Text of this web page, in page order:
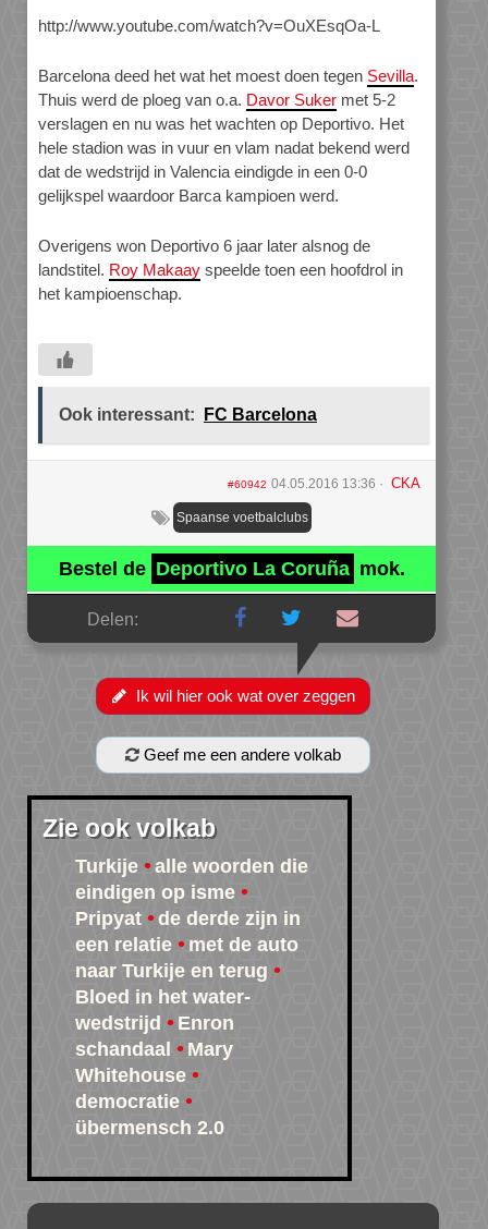
http://www.youtube.com/watch?v=OuXEsqOa-L
Barcelona deed het wat het moest doen tegen Sevilla.
Thuis werd de ploeg van o.a. Davor Suker met 5-2
verslagen en nu was het wachten op Deportivo. Het
hele stadion was in vuur en vlam nadat bekend werd
dat de wedstrijd in Valencia eindigde in een 0-0
gelijkspel waardoor Barca kampioen werd.
Overigens won Deportivo 6 jaar later alsnog de
landstitel. Roy Makaay speelde toen een hoofdrol in
het kampioenschap.
Ook interessant: FC Barcelona
#60942 04.05.2016 13:36 CKA
Spaanse voetbalclubs
Bestel de Deportivo La Coruña mok.
Delen:
Ik wil hier ook wat over zeggen
Geef me een andere volkab
Zie ook volkab
Turkije
alle woorden die
eindigen op isme
Pripyat
de derde zijn in
een relatie
met de auto
naar Turkije en terug
Bloed in het water-
wedstrijd
Enron
schandaal
Mary
Whitehouse
democratie
übermensch 2.0